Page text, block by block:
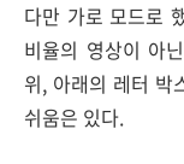
다만 가로 모드로
비율의 영상이 아
위, 아래의 레터 박
쉬움은 있다.